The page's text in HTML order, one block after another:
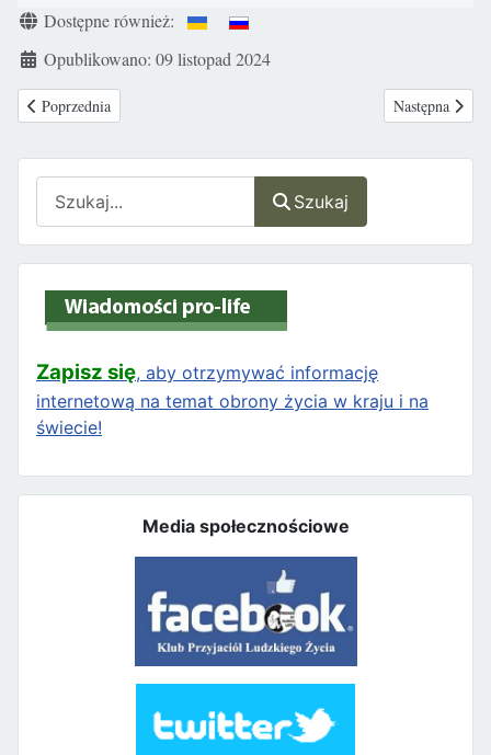
Szukaj
Zapisz się, aby otrzymywać informację
internetową na temat obrony życia w kraju i na
świecie!
Media społecznościowe
Szczegóły
Dostępne również:
Opublikowano: 09 listopad 2024
Poprzednia strona: Oświadczenie Polskiej Federacji Ruchów Obrony
Poprzednia Następna
Następna